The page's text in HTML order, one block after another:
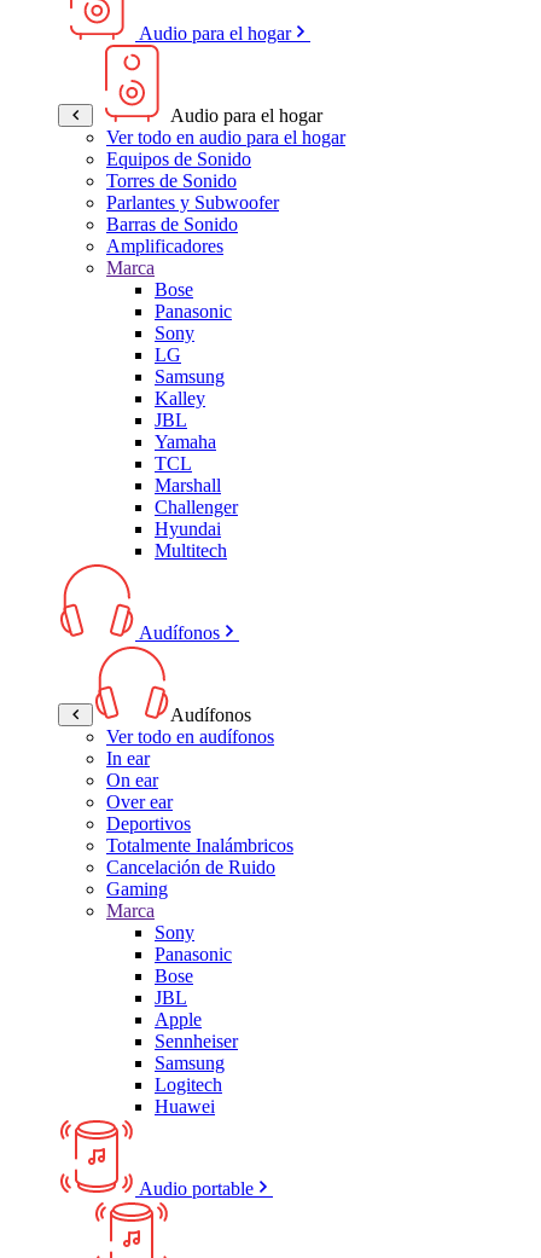
Audio para el hogar
Audio para el hogar
Ver todo en audio para el hogar
Equipos de Sonido
Torres de Sonido
Parlantes y Subwoofer
Barras de Sonido
Amplificadores
Marca
Bose
Panasonic
Sony
LG
Samsung
Kalley
JBL
Yamaha
TCL
Marshall
Challenger
Hyundai
Multitech
Audífonos
Audífonos
Ver todo en audífonos
In ear
On ear
Over ear
Deportivos
Totalmente Inalámbricos
Cancelación de Ruido
Gaming
Marca
Sony
Panasonic
Bose
JBL
Apple
Sennheiser
Samsung
Logitech
Huawei
Audio portable